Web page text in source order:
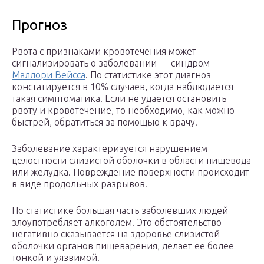
Прогноз
Рвота с признаками кровотечения может
сигнализировать о заболевании — синдром
Маллори Вейсса. По статистике этот диагноз
констатируется в 10% случаев, когда наблюдается
такая симптоматика. Если не удается остановить
рвоту и кровотечение, то необходимо, как можно
быстрей, обратиться за помощью к врачу.
Заболевание характеризуется нарушением
целостности слизистой оболочки в области пищевода
или желудка. Повреждение поверхности происходит
в виде продольных разрывов.
По статистике большая часть заболевших людей
злоупотребляет алкоголем. Это обстоятельство
негативно сказывается на здоровье слизистой
оболочки органов пищеварения, делает ее более
тонкой и уязвимой.